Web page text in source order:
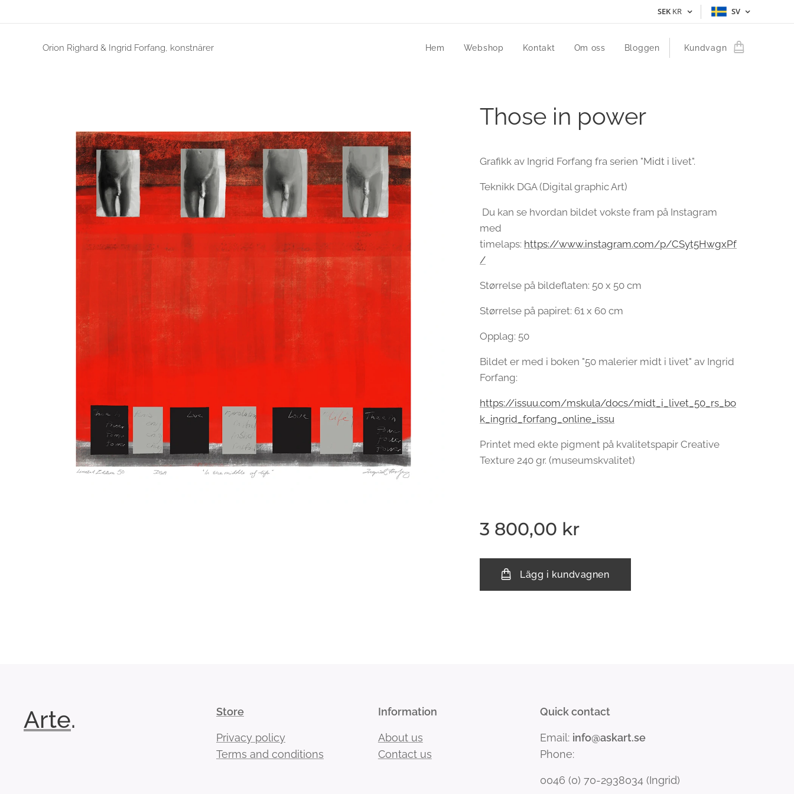
SEK KR SV
Orion Righard & Ingrid Forfang, konstnärer Hem Webshop Kontakt Om oss Bloggen Kundvagn
Those in power
Grafikk av Ingrid Forfang fra serien "Midt i livet".
Teknikk DGA (Digital graphic Art)
Du kan se hvordan bildet vokste fram på Instagram
med
timelaps: https://www.instagram.com/p/CSyt5HwgxPf
/
Størrelse på bildeflaten: 50 x 50 cm
Størrelse på papiret: 61 x 60 cm
Opplag: 50
Bildet er med i boken "50 malerier midt i livet" av Ingrid
Forfang:
https://issuu.com/mskula/docs/midt_i_livet_50_rs_bo
k_ingrid_forfang_online_issu
Printet med ekte pigment på kvalitetspapir Creative
Texture 240 gr. (museumskvalitet)
3 800,00 kr
Lägg i kundvagnen
Arte. Store
Privacy policy
Terms and conditions
Information
About us
Contact us
Quick contact
Email: info@askart.se
Phone:
0046 (0) 70-2938034 (Ingrid)